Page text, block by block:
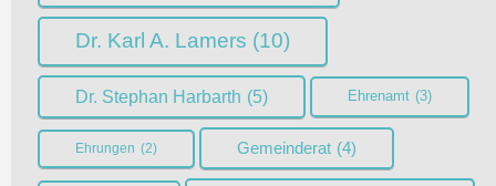
Dr. Karl A. Lamers (10)
Dr. Stephan Harbarth (5) Ehrenamt (3)
Ehrungen (2) Gemeinderat (4)